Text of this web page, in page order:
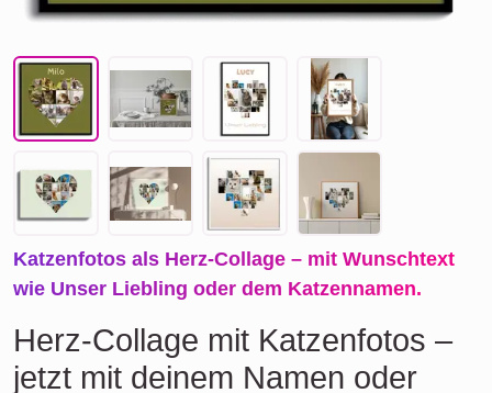
Katzenfotos als Herz-Collage – mit Wunschtext
wie Unser Liebling oder dem Katzennamen.
Herz-Collage mit Katzenfotos –
jetzt mit deinem Namen oder